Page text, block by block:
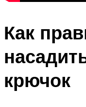
Как
крючок